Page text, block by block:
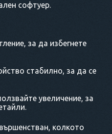
софтуер.
за да избегнете
стабилно, за да се
увеличение, за
колкото